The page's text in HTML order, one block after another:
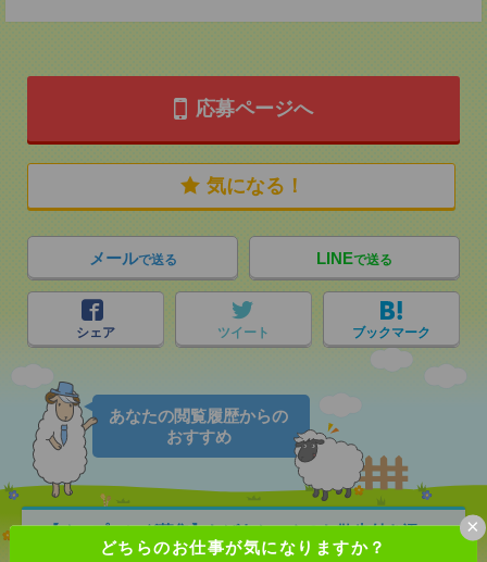
どちらのお仕事が気になりますか？
×
応募ページへ
気になる！
メールで送る LINEで送る
シェア ツイート ブックマーク
あなたの閲覧履歴からの
おすすめ
【オープニング募集】おばあちゃんのお散歩付き添
いも仕事の1つ[派遣]